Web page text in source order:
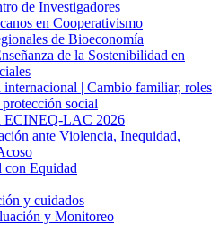
de Investigadores
en Cooperativismo
de Bioeconomía
de la Sostenibilidad en
internacional | Cambio familiar, roles
social
ECINEQ-LAC 2026
ante Violencia, Inequidad,
con Equidad
y cuidados
y Monitoreo